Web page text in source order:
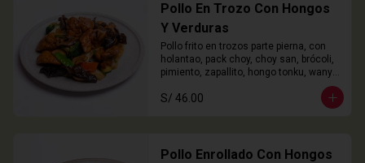
Pollo En Trozo Con Hongos
Y Verduras
Pollo frito en trozos parte pierna, con
holantao, pack choy, choy san, brócoli,
pimiento, zapallito, hongo tonku, wanyi
S/ 46.00
Pollo Enrollado Con Hongos